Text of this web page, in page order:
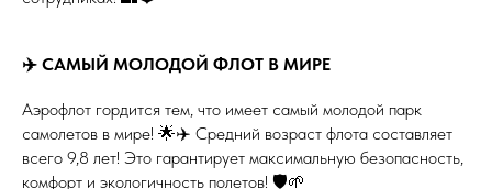
✈️ САМЫЙ МОЛОДОЙ ФЛОТ В МИРЕ
Аэрофлот гордится тем, что имеет самый молодой парк
самолетов в мире! 🌟✈️ Средний возраст флота составляет
всего 9,8 лет! Это гарантирует максимальную безопасность,
комфорт и экологичность полетов! 🛡️🌱